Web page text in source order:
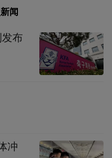
闻
布
冲